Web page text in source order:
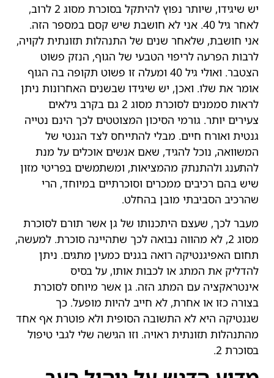
יש שיגידו, שיותר נפוץ להיתקל בסוכרת מסוג 2 לרוב,
לאחר גיל 40. אני לא חושבת שיש קסם במספר הזה.
אני חושבת, שלאחר שנים של התנהלות תזונתית לקויה,
לרבות הפרעה לריפוי הטבעי של הגוף, הנזק פשוט
הצטבר. ואולי גיל 40 ומעלה זו פשוט תקופה בה הגוף
אומר את שלו. ואכן, יש שיגידו שבשנים האחרונות ניתן
לראות סממנים לסוכרת מסוג 2 גם בקרב גילאים
צעירים יותר. גורמי הסיכון המצוטטים לכך הינם נטייה
גנטית ואורח חיים. מבלי להתייחס לצד הגנטי של
המשוואה, נוכל להגיד, שאם אנשים אוכלים על מנת
להתענג ולהתנתק מהמציאות, ומשתמשים בפריטי מזון
שיש בהם רכיבים ממכרים וסוכרתיים במיוחד, הרי
שהרכיב הסביבתי מובן בהחלט.
מעבר לכך, שעצם היתכנותו של גן אשר תורם לסוכרת
מסוג 2, לא מהווה נבואה לכך שתהיינה סוכרת. למעשה,
תחום האפיגנטיקה רואה בגנים כמעין מתגים. ניתן
להדליק את המתג או לכבות אותו, על בסיס
אינטראקציה עם המתג הזה. גן אשר מיוחס לסוכרת
בצורה כזו או אחרת, לא חייב להיות מופעל. כך
שגנטיקה היא לא התשובה הסופית ולא פוטרת אף אחד
מהתנהלות תזונתית ראויה. וזו הגישה שלי לגבי טיפול
בסוכרת 2.